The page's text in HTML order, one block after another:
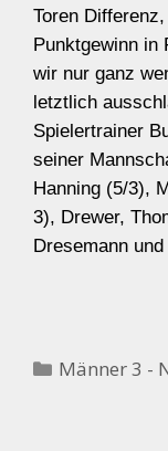
Toren
Punktgewinn in
wir nur ganz
letztlich
Spielertrainer
seiner
Hanning (5/3),
3), Drewer,
Dresemann
Kategorien
Männer 3 -